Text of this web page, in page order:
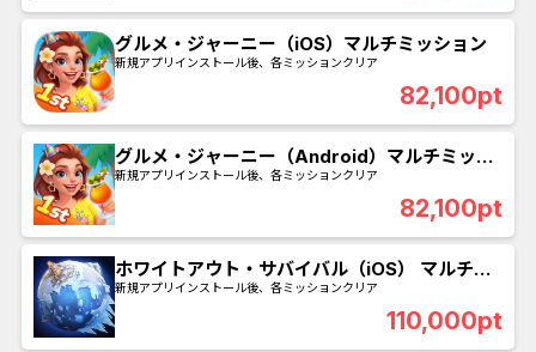
グルメ・ジャーニー（iOS）マルチミッション
新規アプリインストール後、各ミッションクリア
82,100pt
グルメ・ジャーニー（Android）マルチミッシ
ョン
新規アプリインストール後、各ミッションクリア
82,100pt
ホワイトアウト・サバイバル（iOS） マルチミ
ッション
新規アプリインストール後、各ミッションクリア
110,000pt